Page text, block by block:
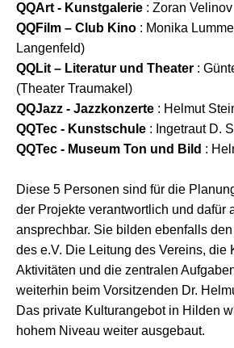
QQArt - Kunstgalerie : Zoran Velinov
QQFilm – Club Kino : Monika
Langenfeld)
QQLit – Literatur und Theater :
(Theater Traumakel)
QQJazz - Jazzkonzerte : Helmut
QQTec - Kunstschule : Ingetraut D.
QQTec - Museum Ton und Bild :
Diese 5 Personen sind für die
der Projekte verantwortlich und dafür
ansprechbar. Sie bilden ebenfalls
des e.V. Die Leitung des Vereins, die
Aktivitäten und die zentralen
weiterhin beim Vorsitzenden Dr.
Das private Kulturangebot in Hilden
hohem Niveau weiter ausgebaut.